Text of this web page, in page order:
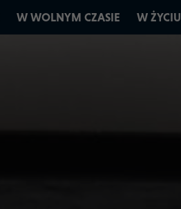
W WOLNYM CZASIE W ŻYCIU